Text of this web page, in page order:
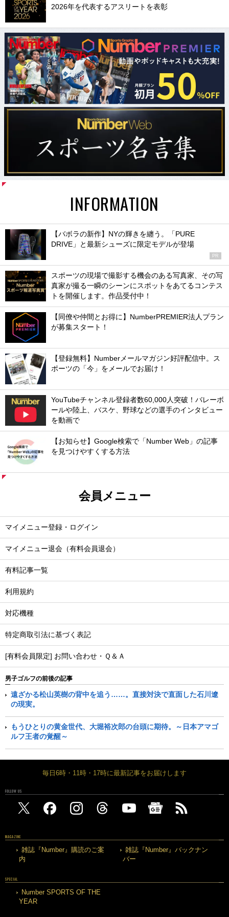
2026年を代表するアスリートを表彰
INFORMATION
【バボラの新作】NYの輝きを纏う。「PURE
DRIVE」と最新シューズに限定モデルが登場
PR
スポーツの現場で撮影する機会のある写真家、その写
真家が撮る一瞬のシーンにスポットをあてるコンテス
トを開催します。作品受付中！
【同僚や仲間とお得に】NumberPREMIER法人プラン
が募集スタート！
【登録無料】Numberメールマガジン好評配信中。ス
ポーツの「今」をメールでお届け！
YouTubeチャンネル登録者数60,000人突破！バレーボ
ールや陸上、バスケ、野球などの選手のインタビュー
を動画で
【お知らせ】Google検索で「Number Web」の記事
を見つけやすくする方法
会員メニュー
マイメニュー登録・ログイン
マイメニュー退会（有料会員退会）
有料記事一覧
利用規約
対応機種
特定商取引法に基づく表記
[有料会員限定] お問い合わせ・Ｑ＆Ａ
男子ゴルフの前後の記事
遠ざかる松山英樹の背中を追う……。直接対決で直面した石川遼
の現実。
もうひとりの黄金世代、大堀裕次郎の台頭に期待。～日本アマゴ
ルフ王者の覚醒～
毎日6時・11時・17時に最新記事をお届けします
FOLLOW US
MAGAZINE
雑誌『Number』購読のご案
内
雑誌『Number』バックナン
バー
SPECIAL
Number SPORTS OF THE
YEAR